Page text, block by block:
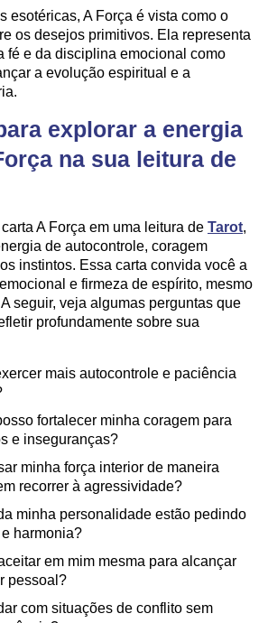
esotéricas, A Força é vista como o
os desejos primitivos. Ela representa
fé e da disciplina emocional como
a evolução espiritual e a
explorar a energia
na sua leitura de
A Força em uma leitura de Tarot,
de autocontrole, coragem
instintos. Essa carta convida você a
e firmeza de espírito, mesmo
seguir, veja algumas perguntas que
profundamente sobre sua
mais autocontrole e paciência
fortalecer minha coragem para
e inseguranças?
minha força interior de maneira
recorrer à agressividade?
minha personalidade estão pedindo
harmonia?
em mim mesma para alcançar
pessoal?
com situações de conflito sem